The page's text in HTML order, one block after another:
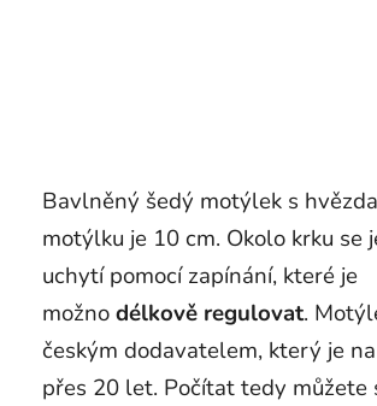
Bavlněný šedý motýlek s
motýlku je 10 cm. Okolo krku se
uchytí pomocí zapínání, které je
možnodélkově regulovat.
českým dodavatelem, který je
přes 20 let. Počítat tedy můžete